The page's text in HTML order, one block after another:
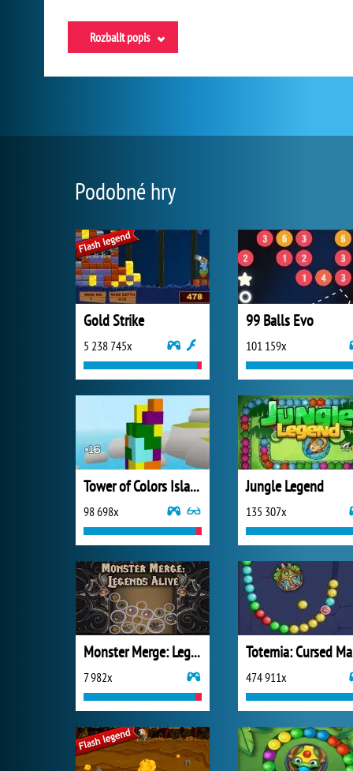
Rozbalit popis
Podobné hry
Gold Strike
5 238 745x
99 Balls Evo
101 159x
Tower of Colors Island Edition
98 698x
Jungle Legend
135 307x
Monster Merge: Legends Alive
7 982x 474 911x